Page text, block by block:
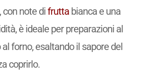
note difruttabianca e una
è ideale per preparazioni al
forno, esaltando il sapore del
coprirlo.